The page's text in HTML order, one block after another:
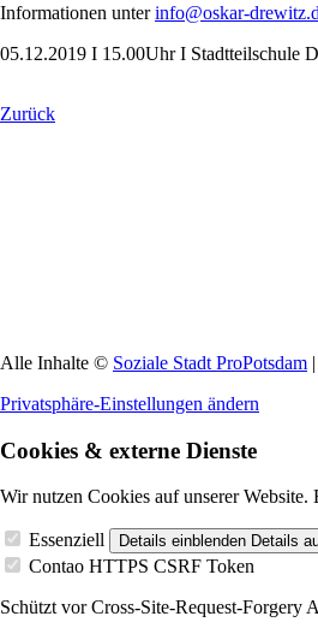
Informationen unterinfo@oskar-
05.12.2019 I 15.00Uhr I Stadtteilschule
Zurück
Alle Inhalte © Soziale Stadt ProPotsdam |
Privatsphäre-Einstellungen ändern
Cookies & externe Dienste
Wir nutzen Cookies auf unserer
Essenziell Details einblenden Details
Contao HTTPS CSRF Token
Schützt vor Cross-Site-Request-Forgery